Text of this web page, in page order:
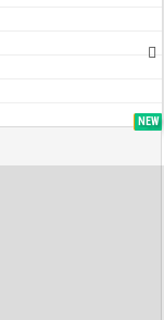
TOP
NEW
NEW
NEW